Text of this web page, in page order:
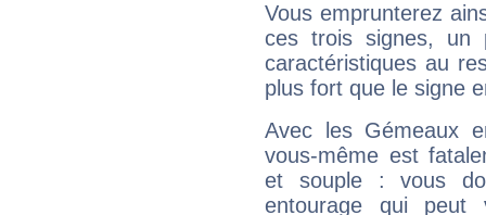
Vous emprunterez
ces trois signes, un
caractéristiques au
plus fort que le signe
Avec les Gémeaux
vous-même est
et souple : vous
entourage qui